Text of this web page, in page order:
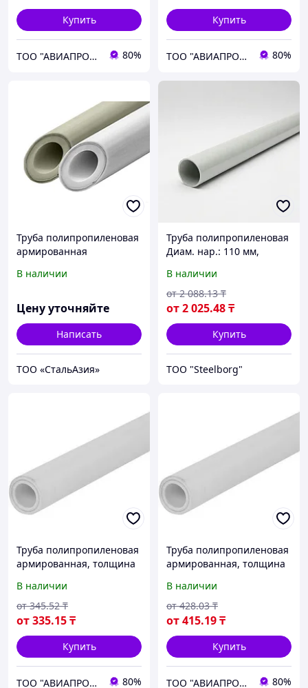
Купить
ТОО "АВИАПРОМСТАЛЬ" 80%
Купить
ТОО "АВИАПРОМСТАЛЬ" 80%
Труба полипропиленовая
армированная
белая VALFEX 20х3,4 мм РУ
2015
В наличии
Цену уточняйте
Написать
ТОО «СтальАзия»
Труба полипропиленовая
Диам. нар.: 110 мм,
0.75 м
В наличии
от2 025.48₸
от 2 088.13 ₸
Купить
ТОО "Steelborg"
Труба полипропиленовая
армированная, толщина
мм, длина 1000 мм
В наличии
от335.15₸
от 345.52 ₸
Купить
ТОО "АВИАПРОМСТАЛЬ" 80%
Труба полипропиленовая
армированная, толщина
мм, длина 1500 мм
В наличии
от415.19₸
от 428.03 ₸
Купить
ТОО "АВИАПРОМСТАЛЬ" 80%